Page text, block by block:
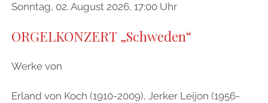
Sonntag, 02. August 2026, 17:00 Uhr
ORGELKONZERT „Schweden“
Werke von
Erland von Koch (1910-2009), Jerker Leijon (1956-